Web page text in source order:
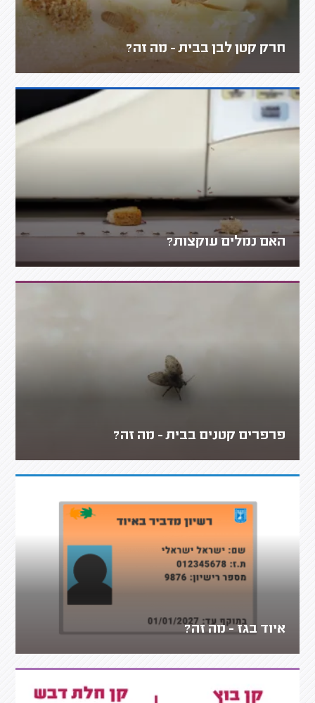
חרק קטן לבן בבית - מה זה?
האם נמלים עוקצות?
פרפרים קטנים בבית - מה זה?
איוד בגז - מה זה?